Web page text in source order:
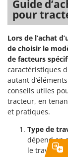
Guide
pour
Lors de l’achat
de choisir le
de facteurs
caractéristiques
autant
conseils utiles
tracteur, en
et pratiques.
Type de
dépend en
le travail